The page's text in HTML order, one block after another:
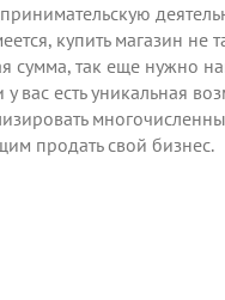
купить магазин
сумма, так еще нужно
вас есть уникальная
продатьсвой бизнес.